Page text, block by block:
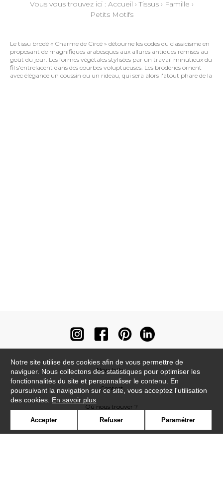
Vous vous trouvez ici : Accueil ›Tissus› Famille ›
Petits Motifs
Le tissu brodé « Charme de Circé » détourne les codes du classicisme en
proposant de magnifiques arabesques aux allures antiques remises au
goût du jour. Les formes végétales stylisées par un travail minutieux du
fil s'entrelacent dans des courbes voluptueuses. Les broderies ornent
avec élégance un coussin ou un rideau, qui sera alors l'atout phare de la
Newsletter
Contact
Où nous trouver ?
Notre site utilise des cookies afin de vous permettre de
naviguer. Nous collectons des statistiques pour optimiser les
fonctionnalités du site et personnaliser le contenu. En
poursuivant la navigation sur ce site, vous acceptez l'utilisation
des cookies. En savoir plus
Accepter Refuser Paramétrer